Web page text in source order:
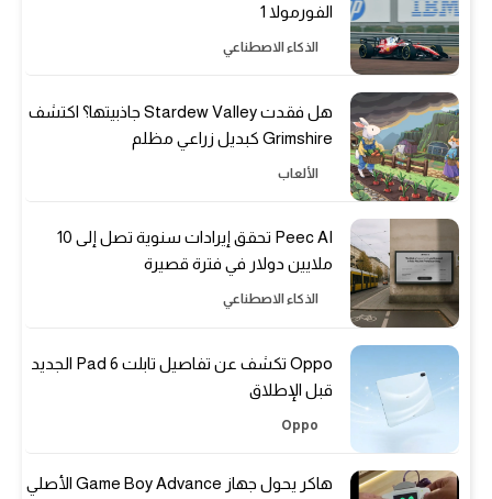
الفورمولا 1
الذكاء الاصطناعي
هل فقدت Stardew Valley جاذبيتها؟ اكتشف
Grimshire كبديل زراعي مظلم
الألعاب
Peec AI تحقق إيرادات سنوية تصل إلى 10
ملايين دولار في فترة قصيرة
الذكاء الاصطناعي
Oppo تكشف عن تفاصيل تابلت Pad 6 الجديد
قبل الإطلاق
Oppo
هاكر يحول جهاز Game Boy Advance الأصلي